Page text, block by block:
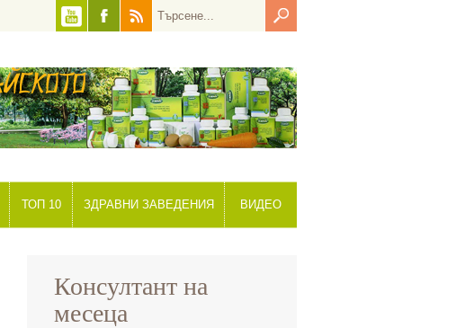
ТОП 10 ЗДРАВНИ ЗАВЕДЕНИЯ ВИДЕО
Консултант на
месеца